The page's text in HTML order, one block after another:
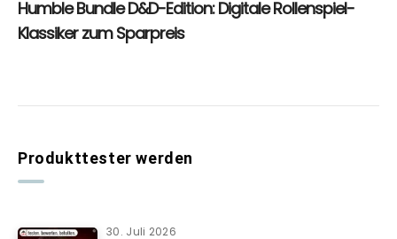
Produkttester werden
30. Juli 2026